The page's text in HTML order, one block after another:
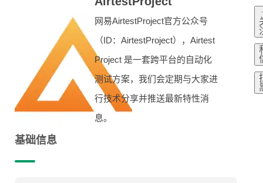
网易AirtestProject官方公众号
（ID：AirtestProject），Airtest
Project 是一套跨平台的自动化
测试方案，我们会定期与大家进
行技术分享并推送最新特性消
息。
基础信息